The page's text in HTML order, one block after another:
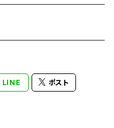
LINE ポスト